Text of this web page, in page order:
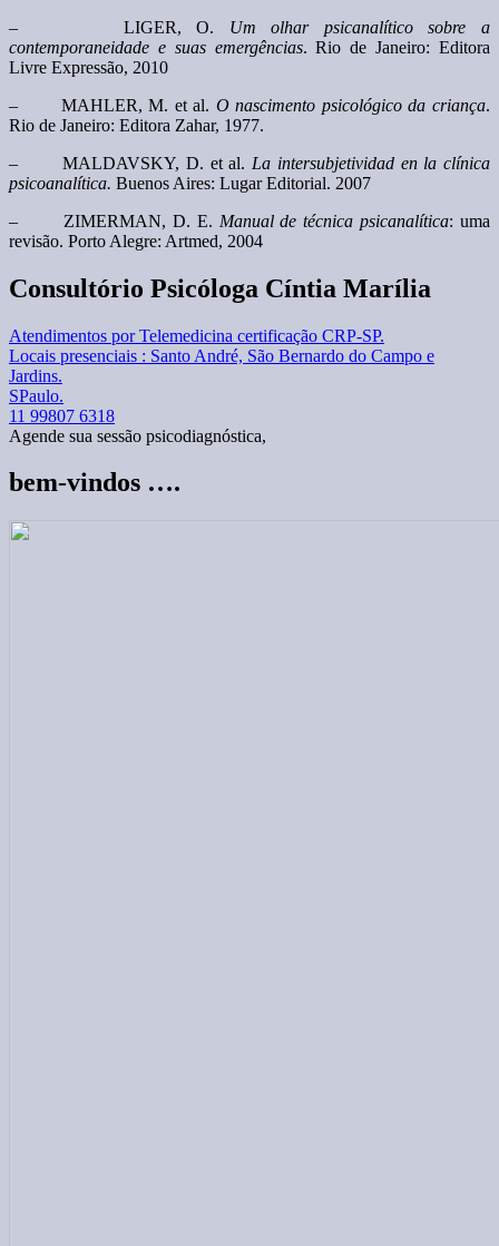
– LIGER, O. Um olhar psicanalítico sobre a
contemporaneidade e suas emergências. Rio de Janeiro: Editora
Livre Expressão, 2010
– MAHLER, M. et al. O nascimento psicológico da criança.
Rio de Janeiro: Editora Zahar, 1977.
– MALDAVSKY, D. et al. La intersubjetividad en la clínica
psicoanalítica. Buenos Aires: Lugar Editorial. 2007
– ZIMERMAN, D. E. Manual de técnica psicanalítica: uma
revisão. Porto Alegre: Artmed, 2004
Consultório Psicóloga Cíntia Marília
Atendimentos por Telemedicina certificação CRP-SP.
Locais presenciais : Santo André, São Bernardo do Campo e
Jardins.
SPaulo.
11 99807 6318
Agende sua sessão psicodiagnóstica,
bem-vindos ….